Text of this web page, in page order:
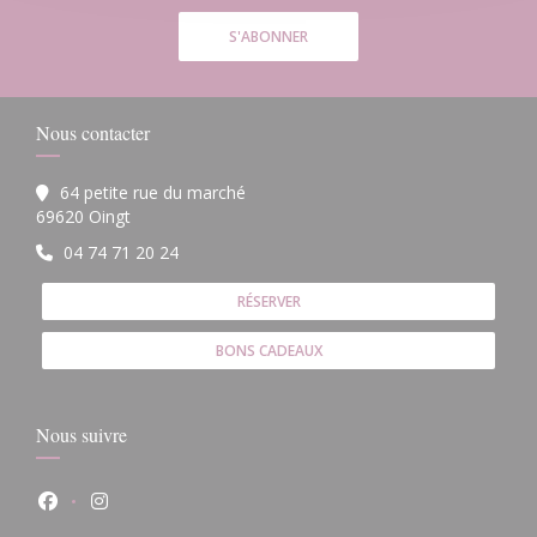
S'ABONNER
Nous contacter
64 petite rue du marché
69620 Oingt
04 74 71 20 24
RÉSERVER
BONS CADEAUX
Nous suivre
Facebook ((ouvre une nouvelle fenêtre))
Instagram ((ouvre une nouvelle fenêtre))